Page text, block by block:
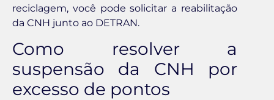
reciclagem, você pode solicitar a reabilitação
da CNH junto ao DETRAN.
Como resolver a
suspensão da CNH por
excesso de pontos